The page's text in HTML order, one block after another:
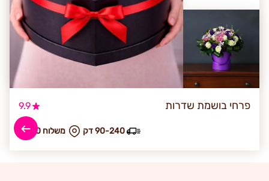
פרחי בושמת שדרות 9.9
₪ משלוח 90 90-240 דק